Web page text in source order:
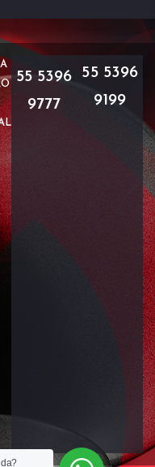
55 5396
9777
55 5396
9199